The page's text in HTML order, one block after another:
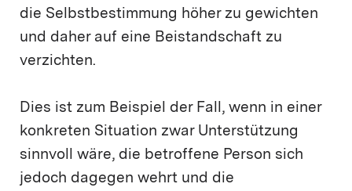
die Selbstbestimmung höher zu gewichten
und daher auf eine Beistandschaft zu
verzichten.
Dies ist zum Beispiel der Fall, wenn in einer
konkreten Situation zwar Unterstützung
sinnvoll wäre, die betroffene Person sich
jedoch dagegen wehrt und die